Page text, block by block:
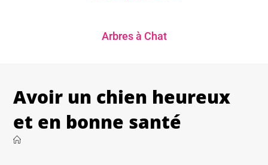
Arbres à Chat
Avoir un chien heureux
et en bonne santé